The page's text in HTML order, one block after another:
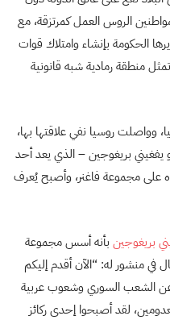
الروس العمل كمرتزقة، مع
الحكومة بإنشاء وامتلاك قوات
منطقة رمادية شبه قانونية
وواصلت روسيا نفي علاقتها بها،
يفغيني بريغوجين – الذي يعد أحد
على مجموعة فاغنر، وأصبح يُعرف
بريغوجين بأنه أسس مجموعة
وقال في منشور له: “الآن أقدم إليكم
عن الشعب السوري وشعوب عربية
لقد أصبحوا إحدى ركائز